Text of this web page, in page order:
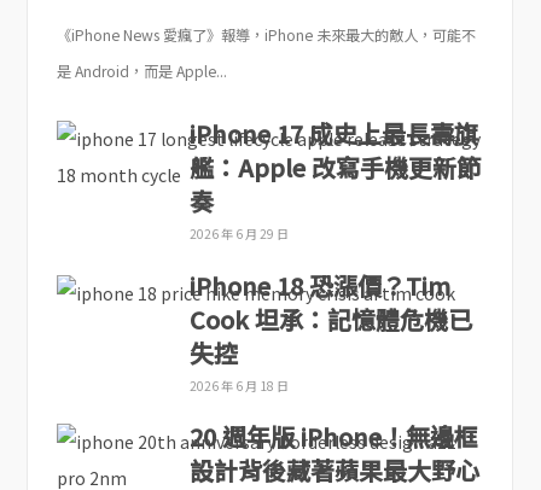
《iPhone News 愛瘋了》報導，iPhone 未來最大的敵人，可能不
是 Android，而是 Apple...
iPhone 17 成史上最長壽旗
艦：Apple 改寫手機更新節
奏
2026 年 6 月 29 日
iPhone 18 恐漲價？Tim
Cook 坦承：記憶體危機已
失控
2026 年 6 月 18 日
20 週年版 iPhone！無邊框
設計背後藏著蘋果最大野心